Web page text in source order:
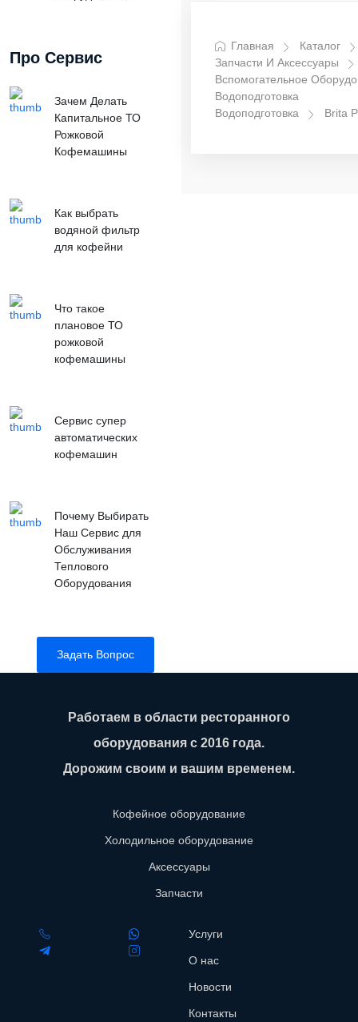
Про Сервис
Зачем Делать
Капитальное ТО
Рожковой
Кофемашины
Как выбрать
водяной фильтр
для кофейни
Что такое
плановое ТО
рожковой
кофемашины
Сервис супер
автоматических
кофемашин
Почему Выбирать
Наш Сервис для
Обслуживания
Теплового
Оборудования
Задать Вопрос
Главная
Каталог
Запчасти И Аксессуары
Вспомогательное
Водоподготовка
Водоподготовка
Brita
Работаем в области ресторанного
оборудования с 2016 года.
Дорожим своим и вашим временем.
Кофейное оборудование
Холодильное оборудование
Аксессуары
Запчасти
Услуги
О нас
Новости
Контакты